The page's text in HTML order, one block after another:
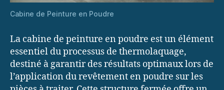
Cabine de Peinture en Poudre
La cabine de peinture en poudre est un élément
essentiel du processus de thermolaquage,
destiné à garantir des résultats optimaux lors de
l’application du revêtement en poudre sur les